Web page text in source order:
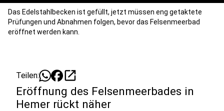
Das Edelstahlbecken ist gefüllt, jetzt müssen eng getaktete
Prüfungen und Abnahmen folgen, bevor das Felsenmeerbad
eröffnet werden kann.
Teilen: open_in_new
Eröffnung des Felsenmeerbades in
Hemer rückt näher